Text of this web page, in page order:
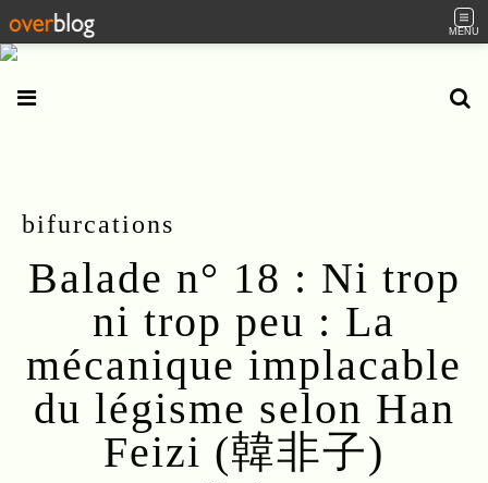
MENU
bifurcations
Balade n° 18 : Ni trop
ni trop peu : La
mécanique implacable
du légisme selon Han
Feizi (韓非子)